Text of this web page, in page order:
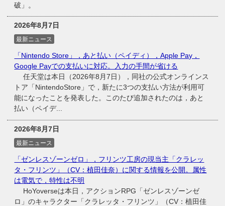
破」。
2026年8月7日
最新ニュース
「Nintendo Store」，あと払い（ペイディ），Apple Pay，
Google Payでの支払いに対応。入力の手間が省ける
任天堂は本日（2026年8月7日），同社の公式オンラインス
トア「NintendoStore」で，新たに3つの支払い方法が利用可
能になったことを発表した。このたび追加されたのは，あと
払い（ペイデ...
2026年8月7日
最新ニュース
「ゼンレスゾーンゼロ」，フリンツ工房の現当主「クラレッ
タ・フリンツ」（CV：植田佳奈）に関する情報を公開。属性
は電気で，特性は不明
HoYoverseは本日，アクションRPG「ゼンレスゾーンゼ
ロ」のキャラクター「クラレッタ・フリンツ」（CV：植田佳